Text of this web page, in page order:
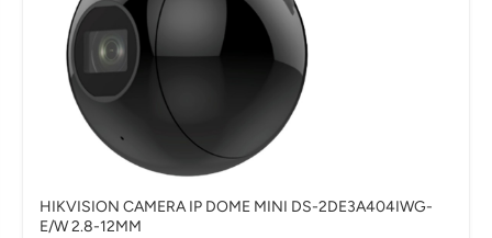
HIKVISION CAMERA IP DOME MINI DS-2DE3A404IWG-
E/W 2.8-12MM